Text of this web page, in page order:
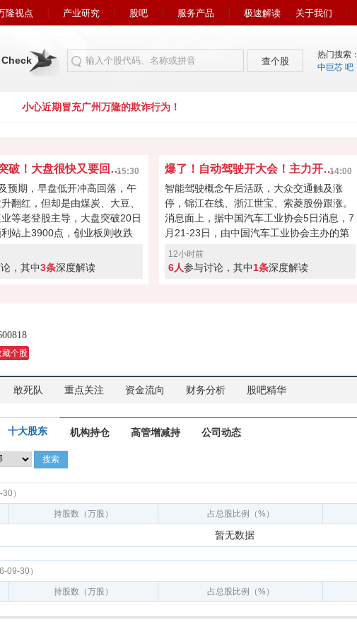
隆视点 产业研究 股吧 服务产品 极速解读 关于我们
Check 查个股
热门搜索：
中巨芯 吧
小心近期冒充广州万隆的欺诈行为！
一路向上突破！大盘很快又要回到4000点？15:30
预期，早盘低开冲高回落，午
翻红，但却是由煤炭、大豆、
等老登股主导，大盘突破20日
站上3900点，创业板则收跌
科技股回落或许是连涨两天获
动，又或者是外围扰动，但大盘
，其中3条深度解读
爆了！自动驾驶开大会！主力开始疯狂炒作？14:00
智能驾驶概念午后活跃，大众交通触及涨
停，锦江在线、浙江世宝、索菱股份跟涨。
消息面上，据中国汽车工业协会5日消息，7
月21-23日，由中国汽车工业协会主办的第
16届中国汽车论坛在上海嘉定举办。论坛期
间，中国汽车工业协会正式宣布启动成
12小时前
6人参与讨论，其中1条深度解读
藏个股
敢死队 重点关注 资金流向 财务分析 股吧精华
十大股东 机构持仓 高管增减持 公司动态
搜索
）
持股数（万股） 占总股比例（%）
暂无数据
09-30）
持股数（万股） 占总股比例（%）